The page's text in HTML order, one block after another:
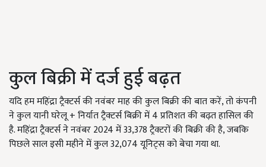
कुल बिक्री में दर्ज हुई बढ़त
यदि हम महिंद्रा ट्रैक्टर्स की नवंबर माह की कुल बिक्री की बात करें, तो कंपनी
ने कुल यानी घरेलू + निर्यात ट्रैक्टर्स बिक्री में 4 प्रतिशत की बढ़त हासिल की
है. महिंद्रा ट्रैक्टर्स ने नवंबर 2024 में 33,378 ट्रैक्टरों की बिक्री की है, जबकि
पिछले साल इसी महीने में कुल 32,074 यूनिट्स को बेचा गया था.